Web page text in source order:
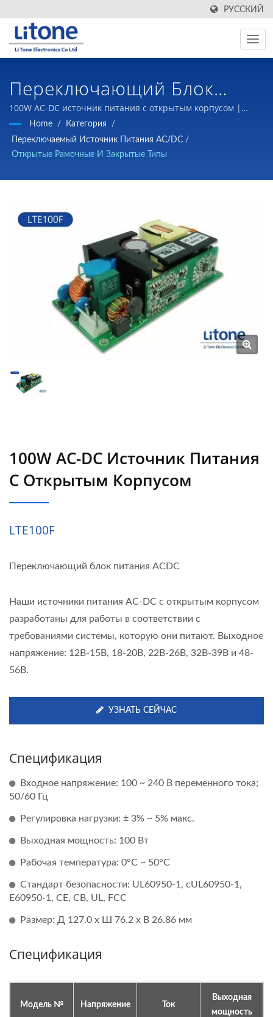
РУССКИЙ
Переключающий Блок
Питания ACDC |
Производитель
Высокочастотных
Трансформаторов | LTE
100W AC-DC источник питания с открытым корпусом |
Наше обязательство перед нашими клиентами -
предоставлять высококачественные компоненты
магнитных изделий и источники питания с
Home / Категория
/
Переключаемый Источник Питания AC/DC /
Открытые Рамочные И Закрытые Типы
100W AC-DC Источник Питания
С Открытым Корпусом
LTE100F
Переключающий блок питания ACDC
Наши источники питания AC-DC с открытым корпусом
разработаны для работы в соответствии с
требованиями системы, которую они питают. Выходное
напряжение: 12В-15В, 18-20В, 22В-26В, 32В-39В и 48-
56В.
УЗНАТЬ СЕЙЧАС
Спецификация
Входное напряжение: 100 ~ 240 В переменного тока;
50/60 Гц
Регулировка нагрузки: ± 3% ~ 5% макс.
Выходная мощность: 100 Вт
Рабочая температура: 0°C ~ 50°C
Стандарт безопасности: UL60950-1, cUL60950-1,
E60950-1, CE, CB, UL, FCC
Размер: Д 127.0 x Ш 76.2 x В 26.86 мм
Спецификация
Модель № Напряжение Ток
Выходная
мощность